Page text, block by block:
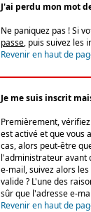
J'ai perdu mon mot
Ne paniquez pas ! Si
passe, puis suivez les
Revenir en haut de
Je me suis inscrit
Premièrement,
est activé et que vous
cas, alors peut-être
l'administrateur avant
e-mail, suivez alors
valide ? L'une des
sûr que l'adresse e-
Revenir en haut de